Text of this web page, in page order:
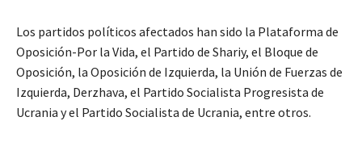
Los partidos políticos afectados han sido la Plataforma de
Oposición-Por la Vida, el Partido de Shariy, el Bloque de
Oposición, la Oposición de Izquierda, la Unión de Fuerzas de
Izquierda, Derzhava, el Partido Socialista Progresista de
Ucrania y el Partido Socialista de Ucrania, entre otros.